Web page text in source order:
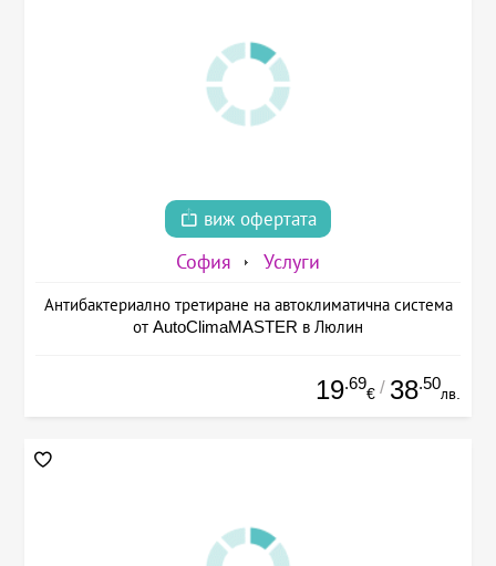
виж офертата
София Услуги
Антибактериално третиране на автоклиматична система
от AutoClimaMASTER в Люлин
19.69
€ / 38.50
лв.